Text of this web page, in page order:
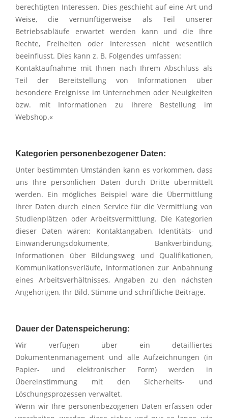
berechtigten Interessen. Dies geschieht auf eine Art und
Weise, die vernünftigerweise als Teil unserer
Betriebsabläufe erwartet werden kann und die Ihre
Rechte, Freiheiten oder Interessen nicht wesentlich
beeinflusst. Dies kann z. B. Folgendes umfassen:
Kontaktaufnahme mit Ihnen nach Ihrem Abschluss als
Teil der Bereitstellung von Informationen über
besondere Ereignisse im Unternehmen oder Neuigkeiten
bzw. mit Informationen zu Ihrere Bestellung im
Webshop.«
Kategorien personenbezogener Daten:
Unter bestimmten Umständen kann es vorkommen, dass
uns Ihre persönlichen Daten durch Dritte übermittelt
werden. Ein mögliches Beispiel wäre die Übermittlung
Ihrer Daten durch einen Service für die Vermittlung von
Studienplätzen oder Arbeitsvermittlung. Die Kategorien
dieser Daten wären: Kontaktangaben, Identitäts- und
Einwanderungsdokumente, Bankverbindung,
Informationen über Bildungsweg und Qualifikationen,
Kommunikationsverläufe, Informationen zur Anbahnung
eines Arbeitsverhältnisses, Angaben zu den nächsten
Angehörigen, Ihr Bild, Stimme und schriftliche Beiträge.
Dauer der Datenspeicherung:
Wir verfügen über ein detailliertes
Dokumentenmanagement und alle Aufzeichnungen (in
Papier- und elektronischer Form) werden in
Übereinstimmung mit den Sicherheits- und
Löschungsprozessen verwaltet.
Wenn wir Ihre personenbezogenen Daten erfassen oder